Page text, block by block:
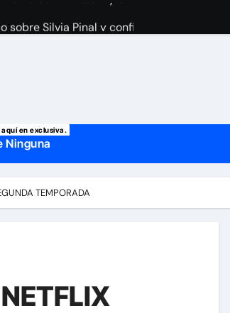
sobre Silvia Pinal y confirma el día que
Irina Baeva tras imágenes junto a
de su primer esposo y su actual marido
en exclusiva.
Ninguna
TEMPORADA